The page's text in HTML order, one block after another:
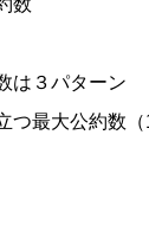
は３パターン
つ最大公約数